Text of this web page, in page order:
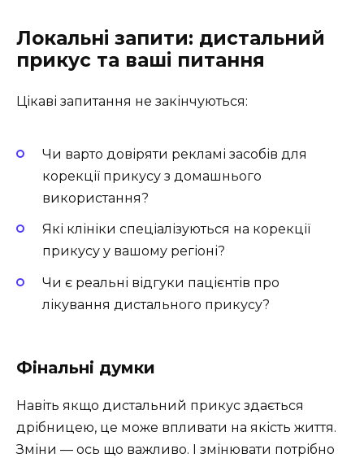
Локальні запити: дистальний
прикус та ваші питання
Цікаві запитання не закінчуються:
Чи варто довіряти рекламі засобів для
корекції прикусу з домашнього
використання?
Які клініки спеціалізуються на корекції
прикусу у вашому регіоні?
Чи є реальні відгуки пацієнтів про
лікування дистального прикусу?
Фінальні думки
Навіть якщо дистальний прикус здається
дрібницею, це може впливати на якість життя.
Зміни — ось що важливо. І змінювати потрібно